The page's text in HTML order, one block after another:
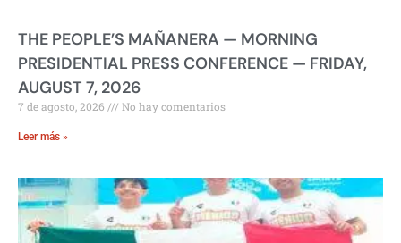
THE PEOPLE’S MAÑANERA — MORNING
PRESIDENTIAL PRESS CONFERENCE — FRIDAY,
AUGUST 7, 2026
7 de agosto, 2026 No hay comentarios
Leer más »